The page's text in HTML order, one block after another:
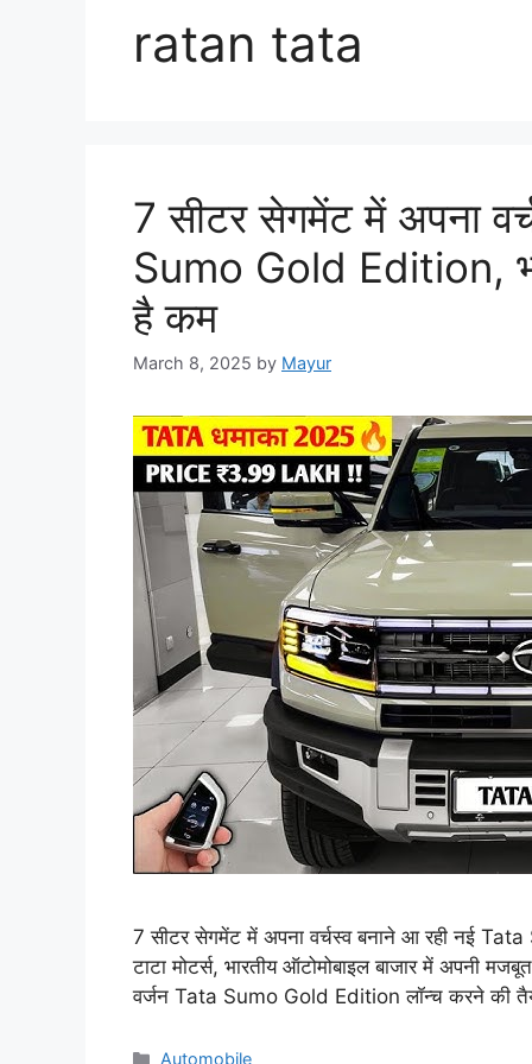
ratan tata
7 सीटर सेगमेंट में अपना
Sumo Gold Edition,
है कम
March 8, 2025 by Mayur
7 सीटर सेगमेंट में अपना वर्चस्व बनाने आ रही नई
टाटा मोटर्स, भारतीय ऑटोमोबाइल बाजार में
वर्जन Tata Sumo Gold Edition लॉन्च करने की
Categories
Automobile